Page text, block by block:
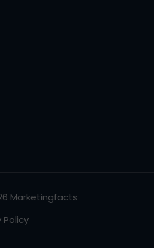
Marketingfacts
Policy